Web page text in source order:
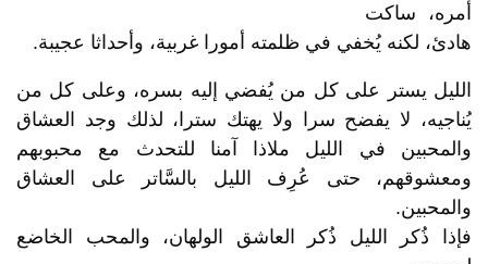
أمره، ساكت
هادئ، لكنه يُخفي في ظلمته أمورا غربية، وأحداثا عجيبة.
الليل يستر على كل من يُفضي إليه بسره، وعلى كل من
يُناجيه، لا يفضح سرا ولا يهتك سترا، لذلك وجد العشاق
والمحبين في الليل ملاذا آمنا للتحدث مع محبوبهم
ومعشوقهم، حتى عُرِف الليل بالسَّاتر على العشاق
والمحبين.
فإذا ذُكر الليل ذُكر العاشق الولهان، والمحب الخاضع